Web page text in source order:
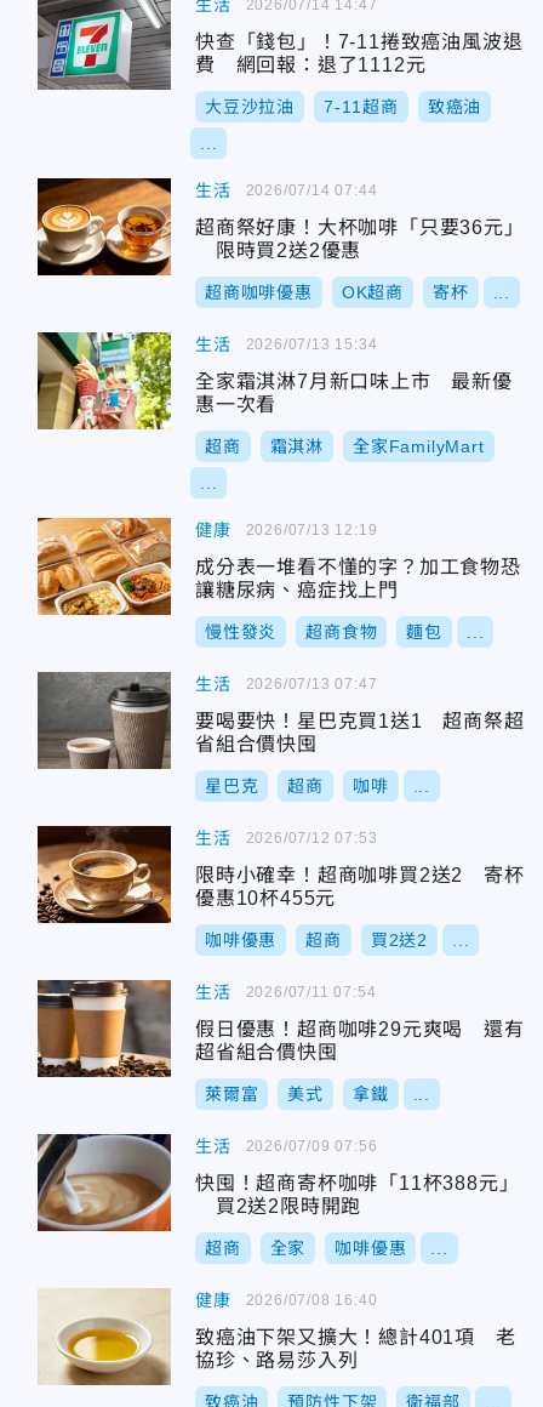
生活
快查「錢包」！7-11捲致癌油風波退
費 網回報：退了1112元
大豆沙拉油 7-11超商 致癌油
2026/07/14 14:47
生活
超商祭好康！大杯咖啡「只要36元」
限時買2送2優惠
超商咖啡優惠 OK超商 寄杯
2026/07/14 07:44
生活
全家霜淇淋7月新口味上市 最新優
惠一次看
超商 霜淇淋 全家FamilyMart
2026/07/13 15:34
健康
成分表一堆看不懂的字？加工食物恐
讓糖尿病、癌症找上門
慢性發炎 超商食物 麵包
2026/07/13 12:19
生活
要喝要快！星巴克買1送1 超商祭超
省組合價快囤
星巴克 超商 咖啡
2026/07/13 07:47
生活
限時小確幸！超商咖啡買2送2 寄杯
優惠10杯455元
咖啡優惠 超商 買2送2
2026/07/12 07:53
生活
假日優惠！超商咖啡29元爽喝 還有
超省組合價快囤
萊爾富 美式 拿鐵
2026/07/11 07:54
生活
快囤！超商寄杯咖啡「11杯388元」
買2送2限時開跑
超商 全家 咖啡優惠
2026/07/09 07:56
健康
致癌油下架又擴大！總計401項 老
協珍、路易莎入列
致癌油 預防性下架 衛福部
2026/07/08 16:40